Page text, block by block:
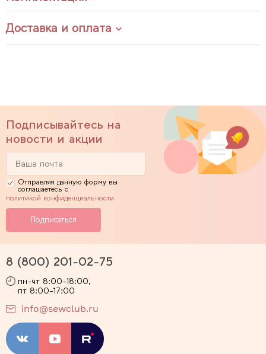
Доставка и оплата
Подписывайтесь на
новости и акции
Отправляя данную форму вы
соглашаетесь с
политикой конфиденциальности
8 (800) 201-02-75
пн-чт 8:00-18:00,
пт 8:00-17:00
info@sewclub.ru